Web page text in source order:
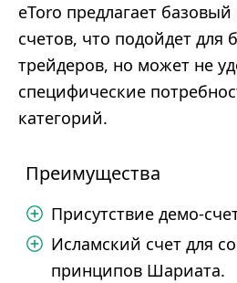
eToro предлагает
счетов, что подойдет для
трейдеров, но может не
специфические
категорий.
Преимущества
Присутствие демо-
Исламский счет для
принципов Шариата.